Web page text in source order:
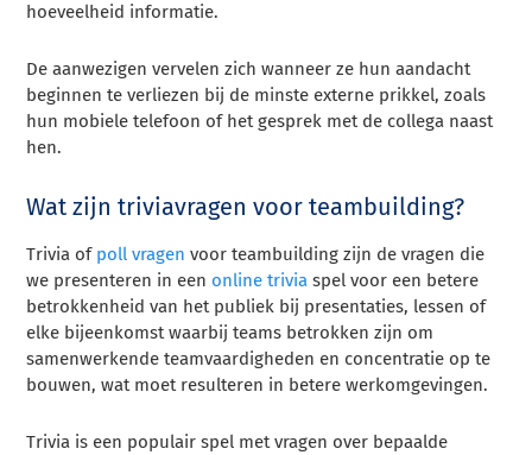
hoeveelheid informatie.
De aanwezigen vervelen zich wanneer ze hun aandacht
beginnen te verliezen bij de minste externe prikkel, zoals
hun mobiele telefoon of het gesprek met de collega naast
hen.
Wat zijn triviavragen voor teambuilding?
Trivia of poll vragen voor teambuilding zijn de vragen die
we presenteren in een online trivia spel voor een betere
betrokkenheid van het publiek bij presentaties, lessen of
elke bijeenkomst waarbij teams betrokken zijn om
samenwerkende teamvaardigheden en concentratie op te
bouwen, wat moet resulteren in betere werkomgevingen.
Trivia is een populair spel met vragen over bepaalde